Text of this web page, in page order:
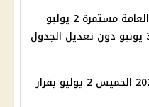
امتحانات الثانوية العامة مستمرة 2 يوليو
إجازة 30 يونيو 2026 الخميس 2 يوليو بقرار